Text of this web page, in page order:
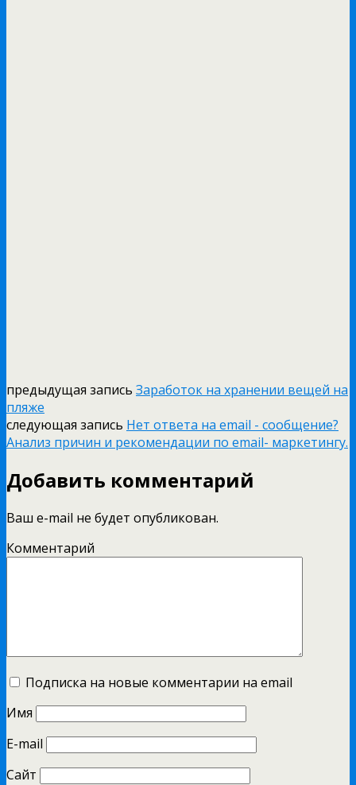
предыдущая запись Заработок на хранении вещей на
пляже
следующая запись Нет ответа на email - сообщение?
Анализ причин и рекомендации по email- маркетингу.
Добавить комментарий
Ваш e-mail не будет опубликован.
Комментарий
Подписка на новые комментарии на email
Имя
E-mail
Сайт